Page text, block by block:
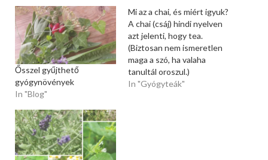
Ősszel gyűjthető
gyógynövények
In "Blog"
Mi az a chai, és miért igyuk?
A chai (csáj) hindi nyelven
azt jelenti, hogy tea.
(Biztosan nem ismeretlen
maga a szó, ha valaha
tanultál oroszul.)
Különleges ízvilága és
In "Gyógyteák"